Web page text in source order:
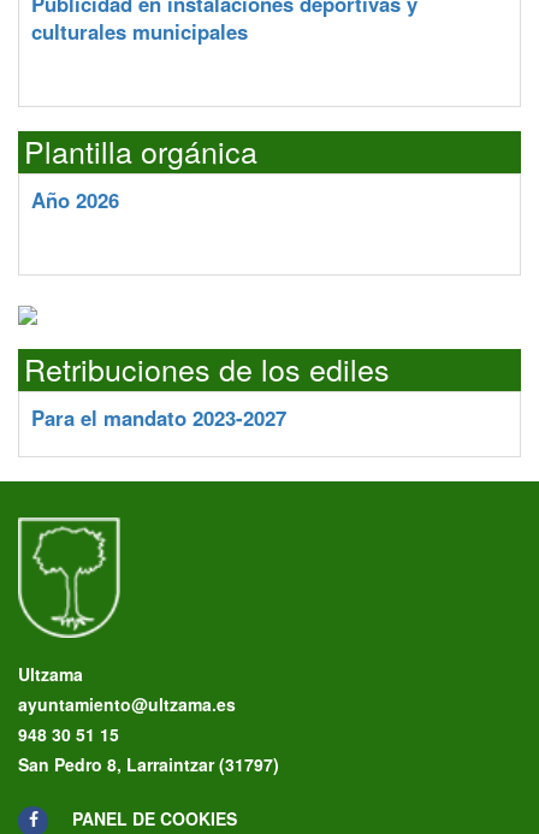
culturales municipales
Plantilla orgánica
Año 2026
Retribuciones de los ediles
Para el mandato 2023-2027
Ultzama
ayuntamiento@ultzama.es
948 30 51 15
San Pedro 8, Larraintzar (31797)
PANEL DE COOKIES